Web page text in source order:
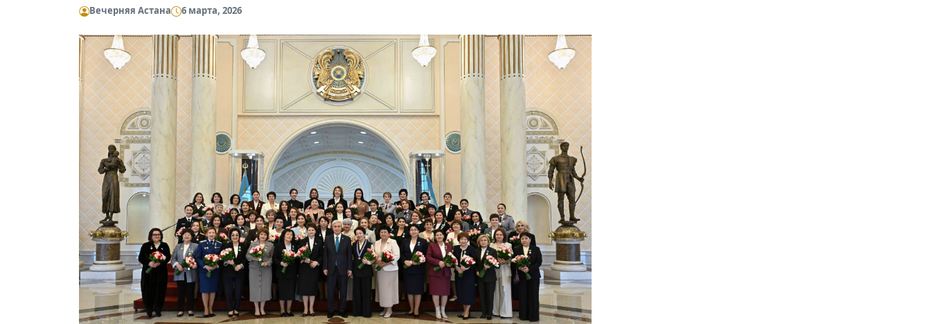
Вечерняя Астана 6 марта, 2026